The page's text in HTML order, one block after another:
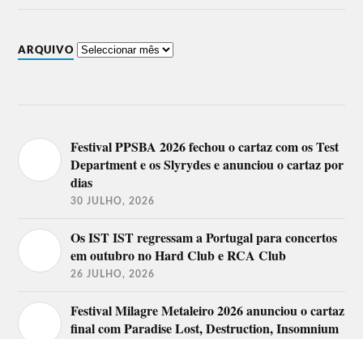
ARQUIVO
Festival PPSBA 2026 fechou o cartaz com os Test
Department e os Slyrydes e anunciou o cartaz por
dias
30 JULHO, 2026
Os IST IST regressam a Portugal para concertos
em outubro no Hard Club e RCA Club
26 JULHO, 2026
Festival Milagre Metaleiro 2026 anunciou o cartaz
final com Paradise Lost, Destruction, Insomnium